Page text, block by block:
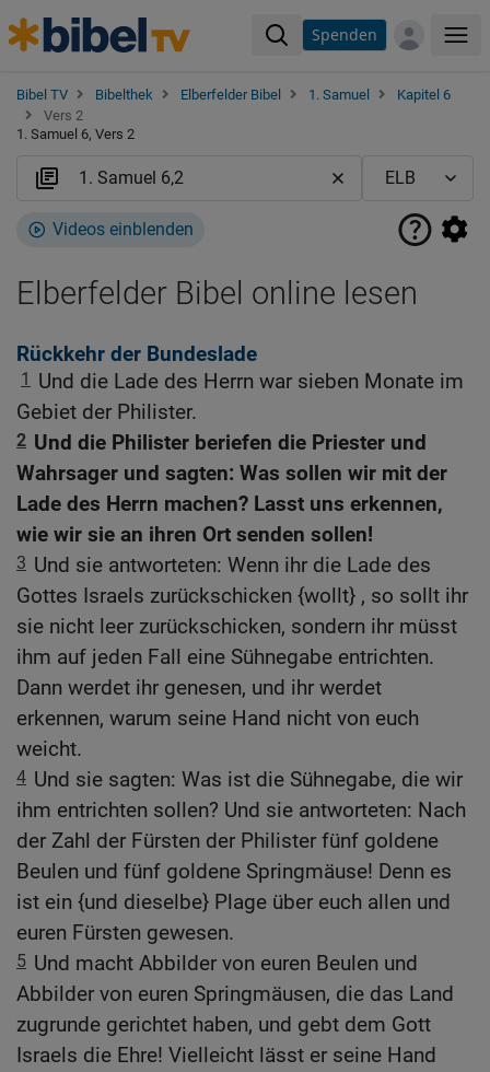
Spenden
Bibel TV Bibelthek Elberfelder Bibel 1. Samuel
Kapitel 6
Vers 2
1. Samuel 6, Vers 2
Videos einblenden
Elberfelder Bibel online lesen
Rückkehr der Bundeslade
1
Und die Lade des Herrn war sieben Monate im
Gebiet der Philister.
2 Und die Philister beriefen die Priester und
Wahrsager und sagten: Was sollen wir mit der
Lade des Herrn machen? Lasst uns erkennen,
wie wir sie an ihren Ort senden sollen!
3 Und sie antworteten: Wenn ihr die Lade des
Gottes Israels zurückschicken {wollt} , so sollt ihr
sie nicht leer zurückschicken, sondern ihr müsst
ihm auf jeden Fall eine Sühnegabe entrichten.
Dann werdet ihr genesen, und ihr werdet
erkennen, warum seine Hand nicht von euch
weicht.
4 Und sie sagten: Was ist die Sühnegabe, die wir
ihm entrichten sollen? Und sie antworteten: Nach
der Zahl der Fürsten der Philister fünf goldene
Beulen und fünf goldene Springmäuse! Denn es
ist ein {und dieselbe} Plage über euch allen und
euren Fürsten gewesen.
5 Und macht Abbilder von euren Beulen und
Abbilder von euren Springmäusen, die das Land
zugrunde gerichtet haben, und gebt dem Gott
Israels die Ehre! Vielleicht lässt er seine Hand